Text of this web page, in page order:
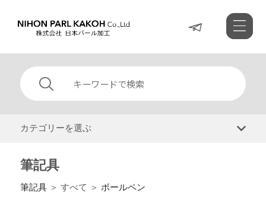
カテゴリーを選ぶ
筆記具
筆記具＞ すべて ＞ ボールペン